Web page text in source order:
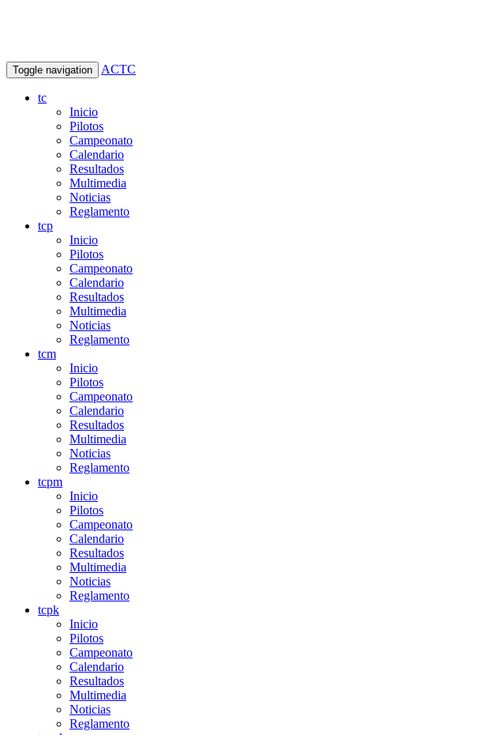
Toggle navigation ACTC
tc
Inicio
Pilotos
Campeonato
Calendario
Resultados
Multimedia
Noticias
Reglamento
tcp
Inicio
Pilotos
Campeonato
Calendario
Resultados
Multimedia
Noticias
Reglamento
tcm
Inicio
Pilotos
Campeonato
Calendario
Resultados
Multimedia
Noticias
Reglamento
tcpm
Inicio
Pilotos
Campeonato
Calendario
Resultados
Multimedia
Noticias
Reglamento
tcpk
Inicio
Pilotos
Campeonato
Calendario
Resultados
Multimedia
Noticias
Reglamento